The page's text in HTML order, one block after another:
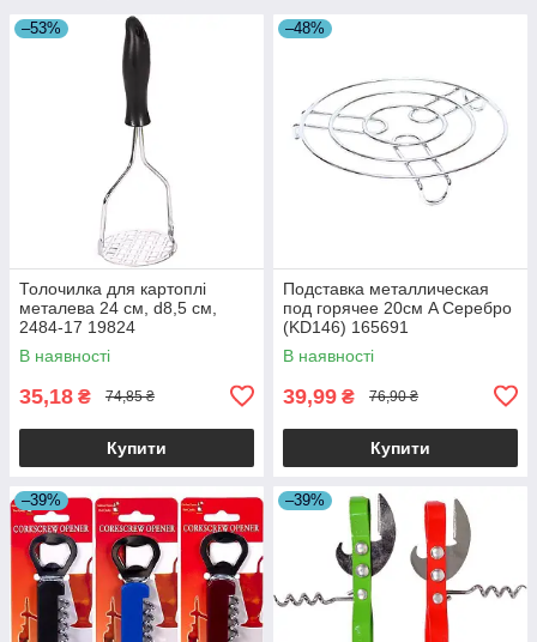
–53%
Толочилка для картоплі
металева 24 см, d8,5 см,
2484-17 19824
В наявності
35,18 ₴ 74,85 ₴
Купити
–48%
Подставка металлическая
под горячее 20см A Серебро
(KD146) 165691
В наявності
39,99 ₴ 76,90 ₴
Купити
–39% –39%